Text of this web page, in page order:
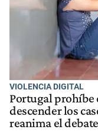
VIOLENCIA DIGITAL
Portugal prohíbe
descender los
reanima el debate